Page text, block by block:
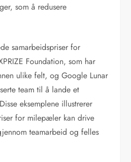
som å redusere
samarbeidspriser for
Foundation, som har
ulike felt, og Google Lunar
team til å lande et
eksemplene illustrerer
for milepæler kan drive
teamarbeid og felles